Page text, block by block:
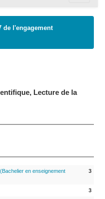
de l'engagement
Lecture de la
en enseignement
3
3